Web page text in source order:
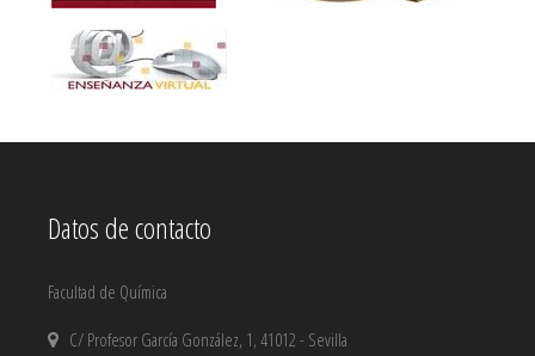
Datos de contacto
Facultad de Química
C/ Profesor García González, 1, 41012 - Sevilla